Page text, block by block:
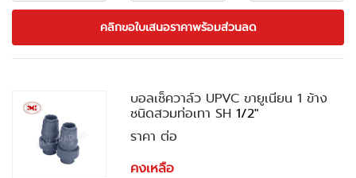
คลิกขอใบเสนอราคาพร้อมส่วนลด
บอลเช็ควาล์ว UPVC ขายูเนียน 1 ข้าง
ชนิดสวมท่อเทา SH1/2"
ราคา ต่อ
คงเหลือ